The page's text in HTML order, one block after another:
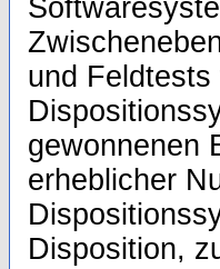
und
gewonnenen
erheblicher
Disposition,